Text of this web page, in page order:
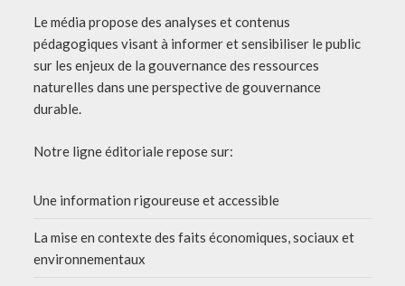
Le média propose des analyses et contenus
pédagogiques visant à informer et sensibiliser le public
sur les enjeux de la gouvernance des ressources
naturelles dans une perspective de gouvernance
durable.
Notre ligne éditoriale repose sur:
Une information rigoureuse et accessible
La mise en contexte des faits économiques, sociaux et
environnementaux